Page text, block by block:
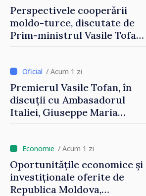
Podolsk
Perspectivele cooperării
moldo-turce, discutate de
Prim-ministrul Vasile Tofan
/ Acum 1 zi
Premierul Vasile Tofan, în
discuții cu Ambasadorul
Italiei, Giuseppe Maria
/ Acum 1 zi
Oportunitățile economice și
investiționale oferite de
Republica Moldova,